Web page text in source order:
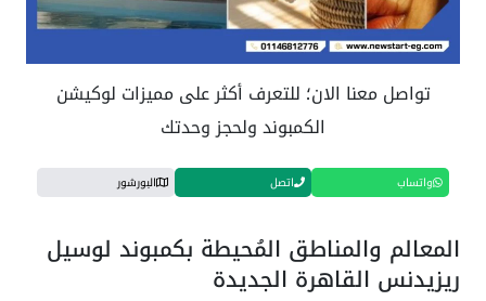
تواصل معنا الان؛ للتعرف أكثر على مميزات لوكيشن
الكمبوند ولحجز وحدتك
واتساب اتصل البورشور
المعالم والمناطق المُحيطة بكمبوند لوسيل
ريزيدنس القاهرة الجديدة